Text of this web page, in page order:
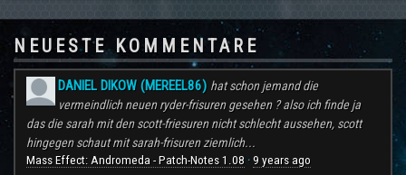
NEUESTE KOMMENTARE
DANIEL DIKOW (MEREEL86) hat schon jemand die
vermeindlich neuen ryder-frisuren gesehen ? also ich finde ja
das die sarah mit den scott-friesuren nicht schlecht aussehen, scott
hingegen schaut mit sarah-frisuren ziemlich...
Mass Effect: Andromeda - Patch-Notes 1.08 · 9 years ago